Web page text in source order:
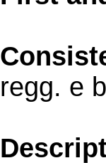
regg. e